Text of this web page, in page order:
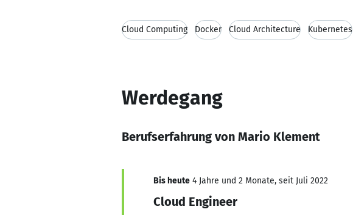
Cloud Computing Docker Cloud Architecture Kubernetes
Werdegang
Berufserfahrung von Mario Klement
Bis heute 4 Jahre und 2 Monate, seit Juli 2022
Cloud Engineer